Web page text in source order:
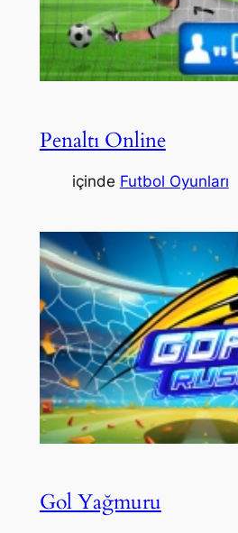
Penaltı Online
içinde Futbol Oyunları
Gol Yağmuru